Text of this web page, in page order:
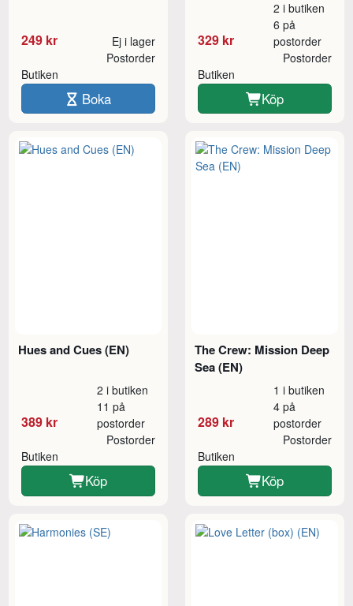
249 kr Ej i lager
Butiken
Postorder
Boka
329 kr
2 i butiken
6 på
postorder
Butiken
Postorder
Köp
Hues and Cues (EN)
389 kr
2 i butiken
11 på
postorder
Butiken
Postorder
Köp
The Crew: Mission Deep
Sea (EN)
289 kr
1 i butiken
4 på
postorder
Butiken
Postorder
Köp